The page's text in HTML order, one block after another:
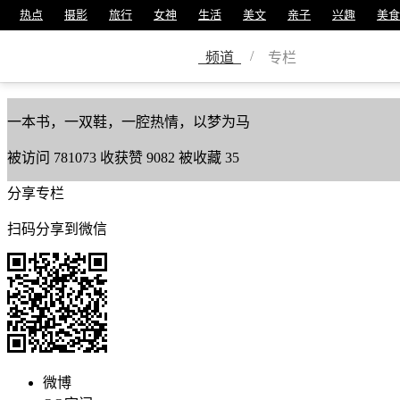
热点 摄影 旅行 女神 生活 美文 亲子 兴趣 美食
频道 / 专栏
美篇号3247366
一本书，一双鞋，一腔热情，以梦为马
被访问 781073 收获赞 9082 被收藏 35
分享专栏
扫码分享到微信
微博